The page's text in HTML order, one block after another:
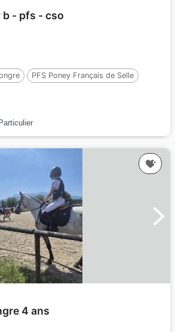
b - pfs - cso
PFS Poney Français de Selle
Particulier
4 ans